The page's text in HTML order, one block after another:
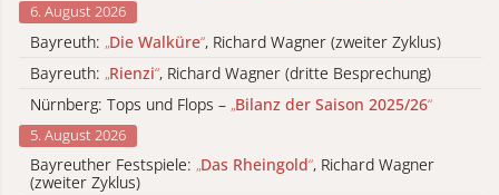
6. August 2026
Bayreuth: „Die Walküre“, Richard Wagner (zweiter Zyklus)
Bayreuth: „Rienzi“, Richard Wagner (dritte Besprechung)
Nürnberg: Tops und Flops – „Bilanz der Saison 2025/26“
5. August 2026
Bayreuther Festspiele: „Das Rheingold“, Richard Wagner
(zweiter Zyklus)